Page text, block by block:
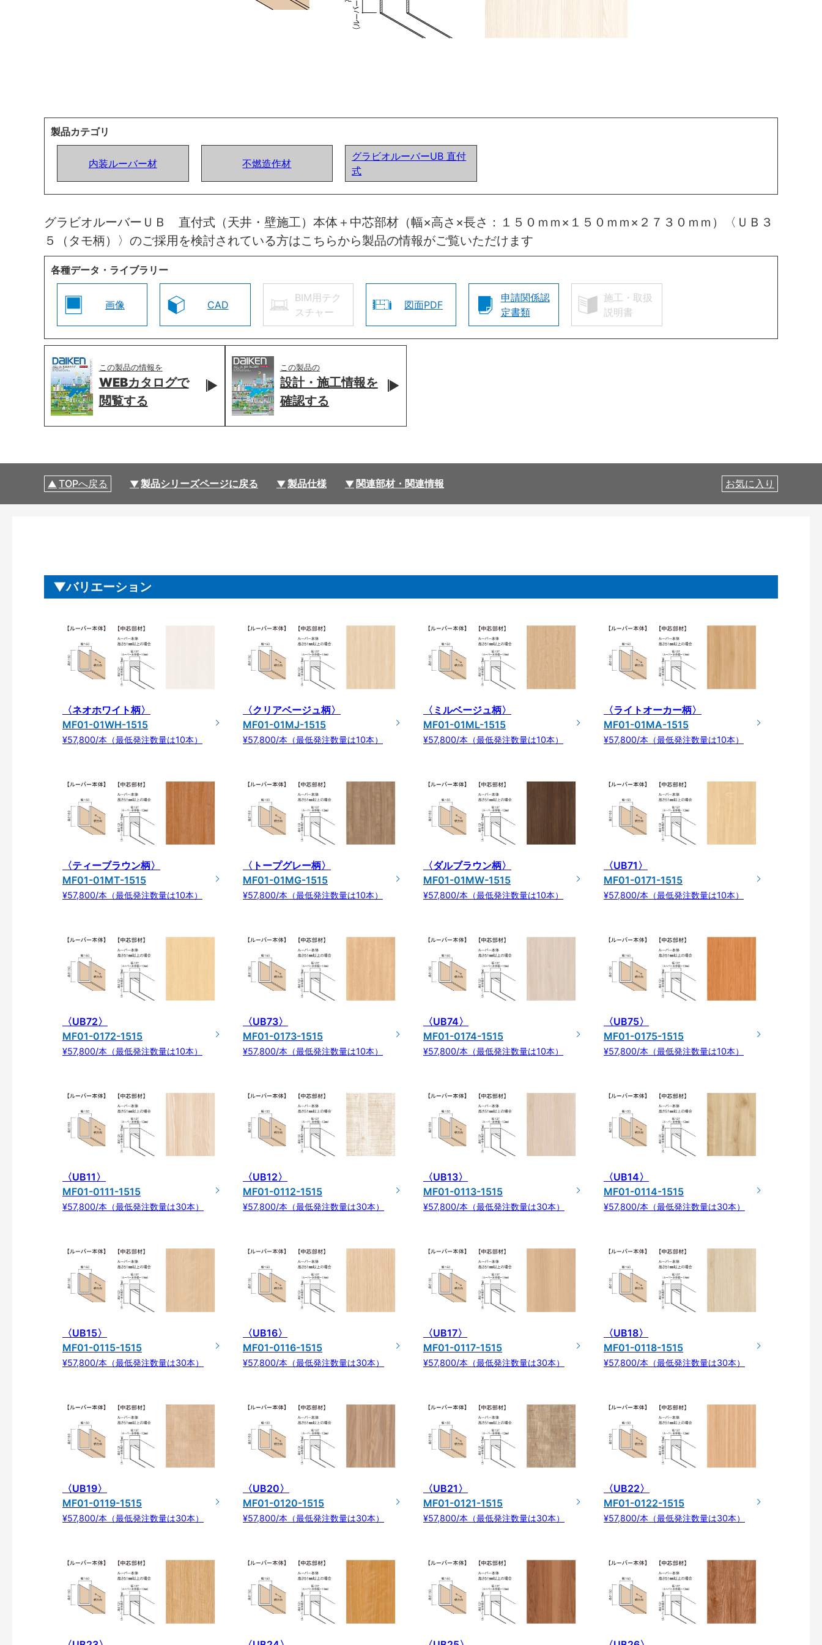
製品カテゴリ
内装ルーバー材 不燃造作材
グラビオルーバーUB 直付
式
グラビオルーバーＵＢ 直付式（天井・壁施工）本体＋中芯部材（幅×高さ×長さ：１５０ｍｍ×１５０ｍｍ×２７３０ｍｍ）〈ＵＢ３
５（タモ柄）〉のご採用を検討されている方はこちらから製品の情報がご覧いただけます
各種データ・ライブラリー
画像 CAD
BIM用テク
スチャー
図面PDF
申請関係認
定書類
施工・取扱
説明書
この製品の情報を
WEBカタログで
閲覧する
この製品の
設計・施工情報を
確認する
TOPへ戻る 製品シリーズページに戻る 製品仕様 関連部材・関連情報 お気に入り
バリエーション
〈ネオホワイト柄〉
MF01-01WH-1515
¥57,800/本（最低発注数量は10本）
〈クリアベージュ柄〉
MF01-01MJ-1515
¥57,800/本（最低発注数量は10本）
〈ミルベージュ柄〉
MF01-01ML-1515
¥57,800/本（最低発注数量は10本）
〈ライトオーカー柄〉
MF01-01MA-1515
¥57,800/本（最低発注数量は10本）
〈ティーブラウン柄〉
MF01-01MT-1515
¥57,800/本（最低発注数量は10本）
〈トープグレー柄〉
MF01-01MG-1515
¥57,800/本（最低発注数量は10本）
〈ダルブラウン柄〉
MF01-01MW-1515
¥57,800/本（最低発注数量は10本）
〈UB71〉
MF01-0171-1515
¥57,800/本（最低発注数量は10本）
〈UB72〉
MF01-0172-1515
¥57,800/本（最低発注数量は10本）
〈UB73〉
MF01-0173-1515
¥57,800/本（最低発注数量は10本）
〈UB74〉
MF01-0174-1515
¥57,800/本（最低発注数量は10本）
〈UB75〉
MF01-0175-1515
¥57,800/本（最低発注数量は10本）
〈UB11〉
MF01-0111-1515
¥57,800/本（最低発注数量は30本）
〈UB12〉
MF01-0112-1515
¥57,800/本（最低発注数量は30本）
〈UB13〉
MF01-0113-1515
¥57,800/本（最低発注数量は30本）
〈UB14〉
MF01-0114-1515
¥57,800/本（最低発注数量は30本）
〈UB15〉
MF01-0115-1515
¥57,800/本（最低発注数量は30本）
〈UB16〉
MF01-0116-1515
¥57,800/本（最低発注数量は30本）
〈UB17〉
MF01-0117-1515
¥57,800/本（最低発注数量は30本）
〈UB18〉
MF01-0118-1515
¥57,800/本（最低発注数量は30本）
〈UB19〉
MF01-0119-1515
¥57,800/本（最低発注数量は30本）
〈UB20〉
MF01-0120-1515
¥57,800/本（最低発注数量は30本）
〈UB21〉
MF01-0121-1515
¥57,800/本（最低発注数量は30本）
〈UB22〉
MF01-0122-1515
¥57,800/本（最低発注数量は30本）